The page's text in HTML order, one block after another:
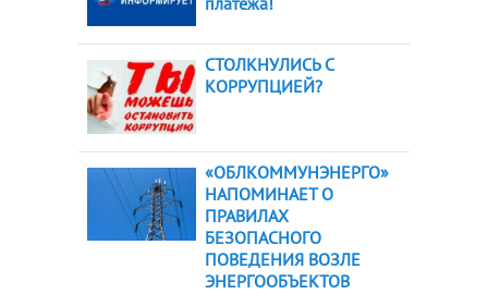
СТОЛКНУЛИСЬ С
КОРРУПЦИЕЙ?
«ОБЛКОММУНЭНЕРГО»
НАПОМИНАЕТ О
ПРАВИЛАХ
БЕЗОПАСНОГО
ПОВЕДЕНИЯ ВОЗЛЕ
ЭНЕРГООБЪЕКТОВ